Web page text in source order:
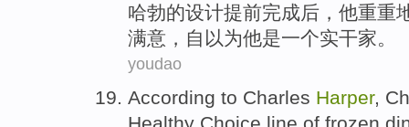
哈勃的设计提前完成后 ， 他重重
满意 ，自以为他是一个实干家 。
youdao
According to Charles Harper,